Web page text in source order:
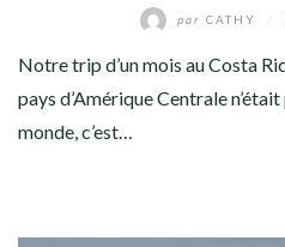
par CATHY
Notre trip d’un mois au Costa
pays d’Amérique Centrale
monde, c’est…